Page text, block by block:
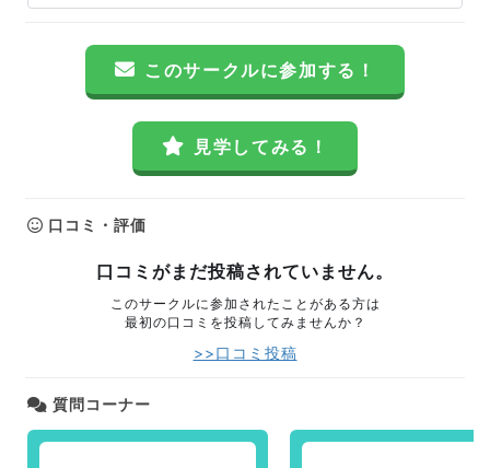
このサークルに参加する！
見学してみる！
口コミ・評価
口コミがまだ投稿されていません。
このサークルに参加されたことがある方は
最初の口コミを投稿してみませんか？
>>口コミ投稿
質問コーナー